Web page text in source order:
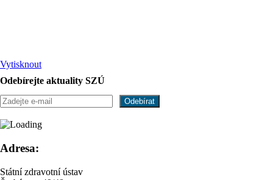
Vytisknout
Odebírejte aktuality SZÚ
Adresa:
Státní zdravotní ústav